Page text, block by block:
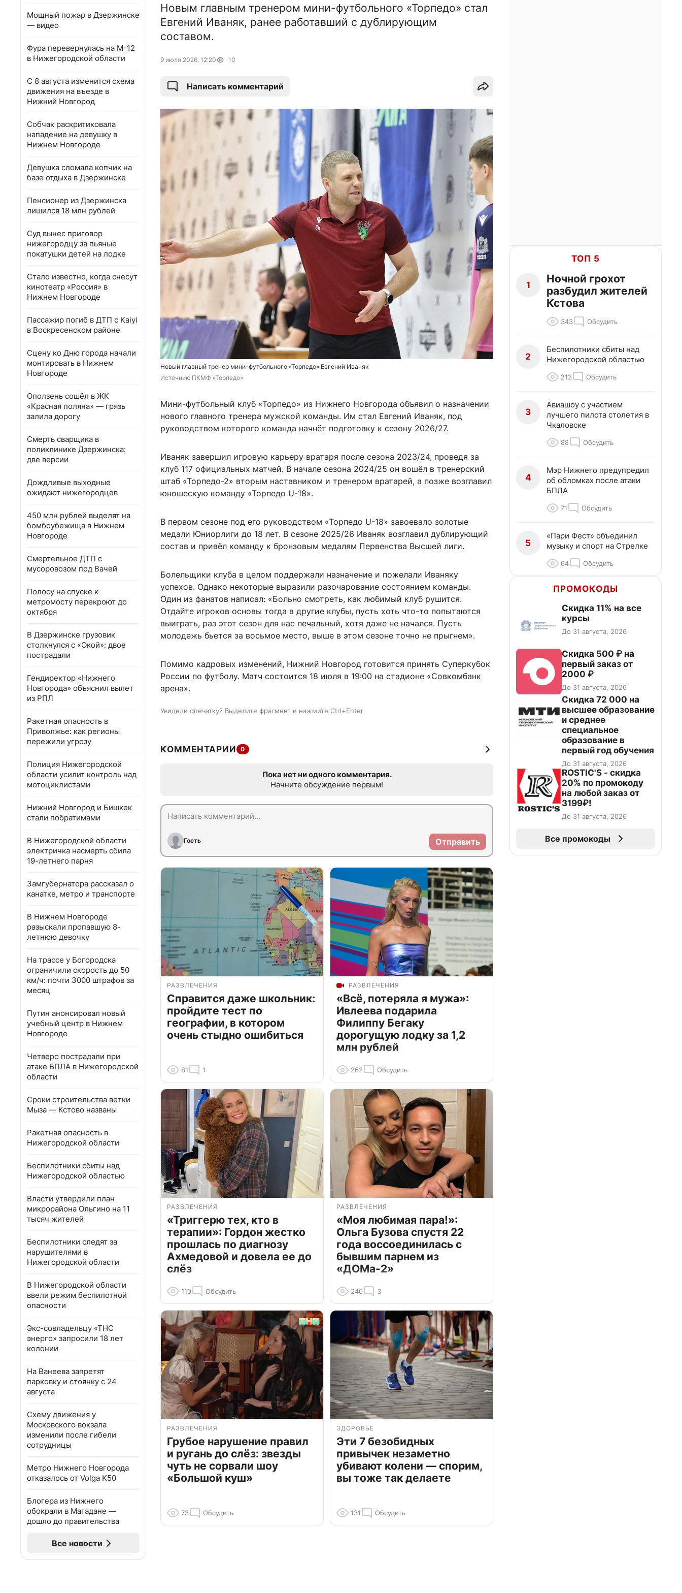
Мощный пожар в Дзержинске
— видео
Фура перевернулась на М-12
в Нижегородской области
С 8 августа изменится схема
движения на въезде в
Нижний Новгород
Собчак раскритиковала
нападение на девушку в
Нижнем Новгороде
Девушка сломала копчик на
базе отдыха в Дзержинске
Пенсионер из Дзержинска
лишился 18 млн рублей
Суд вынес приговор
нижегородцу за пьяные
покатушки детей на лодке
Стало известно, когда снесут
кинотеатр «Россия» в
Нижнем Новгороде
Пассажир погиб в ДТП с Kaiyi
в Воскресенском районе
Сцену ко Дню города начали
монтировать в Нижнем
Новгороде
Оползень сошёл в ЖК
«Красная поляна» — грязь
залила дорогу
Смерть сварщика в
поликлинике Дзержинска:
две версии
Дождливые выходные
ожидают нижегородцев
450 млн рублей выделят на
бомбоубежища в Нижнем
Новгороде
Смертельное ДТП с
мусоровозом под Вачей
Полосу на спуске к
метромосту перекроют до
октября
В Дзержинске грузовик
столкнулся с «Окой»: двое
пострадали
Гендиректор «Нижнего
Новгорода» объяснил вылет
из РПЛ
Ракетная опасность в
Приволжье: как регионы
пережили угрозу
Полиция Нижегородской
области усилит контроль над
мотоциклистами
Нижний Новгород и Бишкек
стали побратимами
В Нижегородской области
электричка насмерть сбила
19-летнего парня
Замгубернатора рассказал о
канатке, метро и транспорте
В Нижнем Новгороде
разыскали пропавшую 8-
летнюю девочку
На трассе у Богородска
ограничили скорость до 50
км/ч: почти 3000 штрафов за
месяц
Путин анонсировал новый
учебный центр в Нижнем
Новгороде
Четверо пострадали при
атаке БПЛА в Нижегородской
области
Сроки строительства ветки
Мыза — Кстово названы
Ракетная опасность в
Нижегородской области
Беспилотники сбиты над
Нижегородской областью
Власти утвердили план
микрорайона Ольгино на 11
тысяч жителей
Беспилотники следят за
нарушителями в
Нижегородской области
В Нижегородской области
ввели режим беспилотной
опасности
Экс-совладельцу «ТНС
энерго» запросили 18 лет
колонии
На Ванеева запретят
парковку и стоянку с 24
августа
Схему движения у
Московского вокзала
изменили после гибели
сотрудницы
Метро Нижнего Новгорода
отказалось от Volga K50
Блогера из Нижнего
обокрали в Магадане —
дошло до правительства
Все новости
Новым главным тренером мини-футбольного «Торпедо» стал
Евгений Иваняк, ранее работавший с дублирующим
составом.
9 июля 2026, 12:20 10
Написать комментарий
Новый главный тренер мини-футбольного «Торпедо» Евгений Иваняк
Источник: ПКМФ «Торпедо»
Мини-футбольный клуб «Торпедо» из Нижнего Новгорода объявил о назначении
нового главного тренера мужской команды. Им стал Евгений Иваняк, под
руководством которого команда начнёт подготовку к сезону 2026/27.
Иваняк завершил игровую карьеру вратаря после сезона 2023/24, проведя за
клуб 117 официальных матчей. В начале сезона 2024/25 он вошёл в тренерский
штаб «Торпедо-2» вторым наставником и тренером вратарей, а позже возглавил
юношескую команду «Торпедо U-18».
В первом сезоне под его руководством «Торпедо U-18» завоевало золотые
медали Юниорлиги до 18 лет. В сезоне 2025/26 Иваняк возглавил дублирующий
состав и привёл команду к бронзовым медалям Первенства Высшей лиги.
Болельщики клуба в целом поддержали назначение и пожелали Иваняку
успехов. Однако некоторые выразили разочарование состоянием команды.
Один из фанатов написал: «Больно смотреть, как любимый клуб рушится.
Отдайте игроков основы тогда в другие клубы, пусть хоть что-то попытаются
выиграть, раз этот сезон для нас печальный, хотя даже не начался. Пусть
молодежь бьется за восьмое место, выше в этом сезоне точно не прыгнем».
Помимо кадровых изменений, Нижний Новгород готовится принять Суперкубок
России по футболу. Матч состоится 18 июля в 19:00 на стадионе «Совкомбанк
арена».
Увидели опечатку? Выделите фрагмент и нажмите Ctrl+Enter
КОММЕНТАРИИ 0
Пока нет ни одного комментария.
Начните обсуждение первым!
Гость Отправить
РАЗВЛЕЧЕНИЯ
Справится даже школьник:
пройдите тест по
географии, в котором
очень стыдно ошибиться
81 1
РАЗВЛЕЧЕНИЯ
«Всё, потеряла я мужа»:
Ивлеева подарила
Филиппу Бегаку
дорогущую лодку за 1,2
млн рублей
262 Обсудить
РАЗВЛЕЧЕНИЯ
«Триггерю тех, кто в
терапии»: Гордон жестко
прошлась по диагнозу
Ахмедовой и довела ее до
слёз
110 Обсудить
РАЗВЛЕЧЕНИЯ
«Моя любимая пара!»:
Ольга Бузова спустя 22
года воссоединилась с
бывшим парнем из
«ДОМа-2»
240 3
РАЗВЛЕЧЕНИЯ
Грубое нарушение правил
и ругань до слёз: звезды
чуть не сорвали шоу
«Большой куш»
73 Обсудить
ЗДОРОВЬЕ
Эти 7 безобидных
привычек незаметно
убивают колени — спорим,
вы тоже так делаете
131 Обсудить
ТОП 5
1
Ночной грохот
разбудил жителей
Кстова
343 Обсудить
2
Беспилотники сбиты над
Нижегородской областью
212 Обсудить
3
Авиашоу с участием
лучшего пилота столетия в
Чкаловске
88 Обсудить
4
Мэр Нижнего предупредил
об обломках после атаки
БПЛА
71 Обсудить
5
«Пари Фест» объединил
музыку и спорт на Стрелке
64 Обсудить
ПРОМОКОДЫ
Скидка 11% на все
курсы
До 31 августа, 2026
Скидка 500 ₽ на
первый заказ от
2000 ₽
До 31 августа, 2026
Скидка 72 000 на
высшее образование
и среднее
специальное
образование в
первый год обучения
До 31 августа, 2026
ROSTIC'S - скидка
20% по промокоду
на любой заказ от
3199₽!
До 31 августа, 2026
Все промокоды